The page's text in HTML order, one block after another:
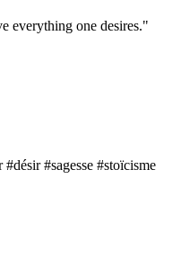
everything one desires."
#désir#sagesse #stoïcisme